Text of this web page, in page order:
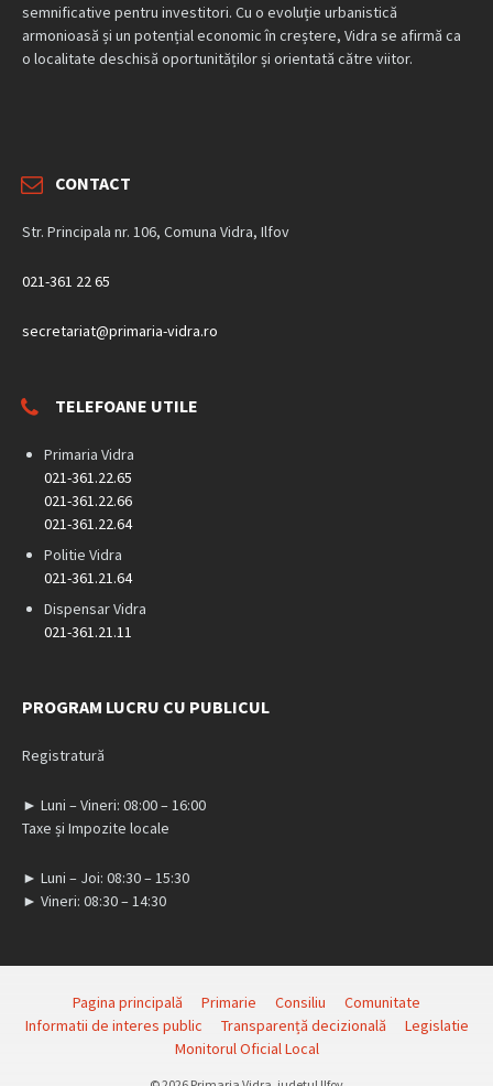
semnificative pentru investitori. Cu o evoluție urbanistică
armonioasă și un potențial economic în creștere, Vidra se afirmă ca
o localitate deschisă oportunităților și orientată către viitor.
CONTACT
Str. Principala nr. 106, Comuna Vidra, Ilfov
021-361 22 65
secretariat@primaria-vidra.ro
TELEFOANE UTILE
Primaria Vidra
021-361.22.65
021-361.22.66
021-361.22.64
Politie Vidra
021-361.21.64
Dispensar Vidra
021-361.21.11
PROGRAM LUCRU CU PUBLICUL
Registratură
► Luni – Vineri: 08:00 – 16:00
Taxe și Impozite locale
► Luni – Joi: 08:30 – 15:30
► Vineri: 08:30 – 14:30
Pagina principală Primarie Consiliu
Comunitate
Informatii de interes public
Transparență decizională
Legislatie
Monitorul Oficial Local